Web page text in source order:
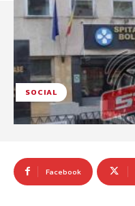
SOCIAL
Facebook